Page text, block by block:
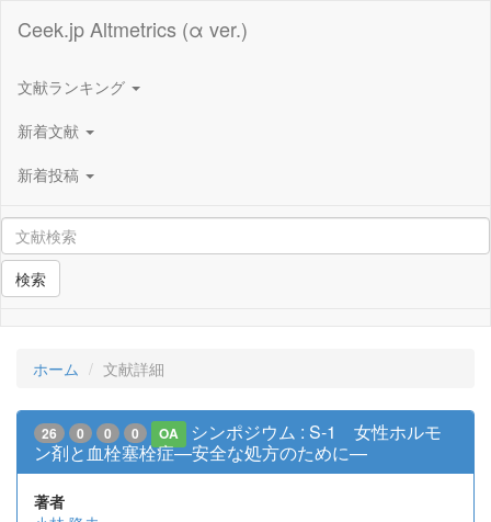
Ceek.jp Altmetrics (α ver.)
文献ランキング
新着文献
新着投稿
検索
ホーム 文献詳細
26 0 0 0 OA
シンポジウム : S-1 女性ホルモ
ン剤と血栓塞栓症—安全な処方のために—
著者